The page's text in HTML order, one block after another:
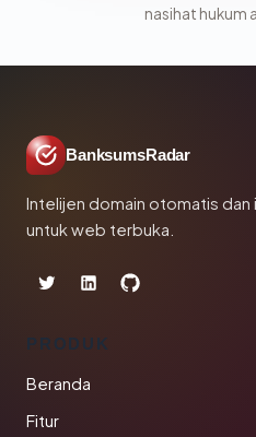
nasihat hukum
BanksumsRadar
Intelijen domain otomatis
untuk web terbuka.
PRODUK
Beranda
Fitur